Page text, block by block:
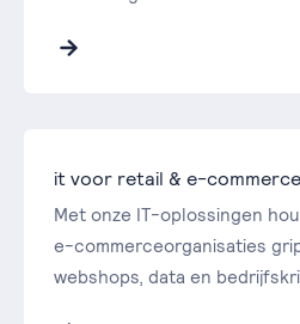
it voor retail & e-commerce
Met onze IT-oplossingen
e-commerceorganisaties
webshops, data en